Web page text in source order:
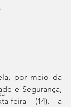
por meio da
e Segurança,
feira (14), a